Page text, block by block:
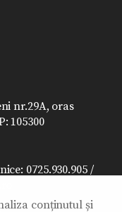
nr.29A, oras
105300
0725.930.905 /
conținutul și